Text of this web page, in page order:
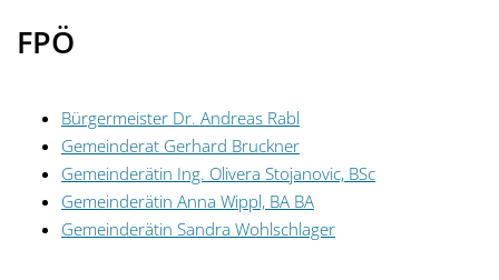
FPÖ
Bürgermeister Dr. Andreas Rabl
Gemeinderat Gerhard Bruckner
Gemeinderätin Ing. Olivera Stojanovic, BSc
Gemeinderätin Anna Wippl, BA BA
Gemeinderätin Sandra Wohlschlager